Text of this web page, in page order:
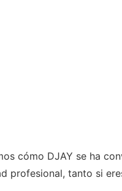
cómo DJAY se ha
profesional, tanto si